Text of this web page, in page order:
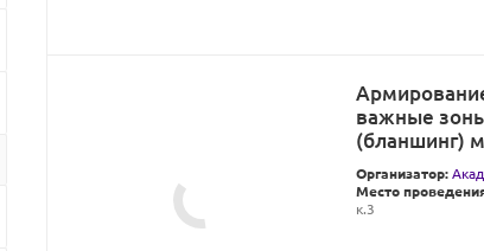
важные
(бланшинг)
Организатор:
Место
к.3